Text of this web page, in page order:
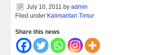
July 10, 2011 by admin
Filed under Kalimantan Timur
Share this news